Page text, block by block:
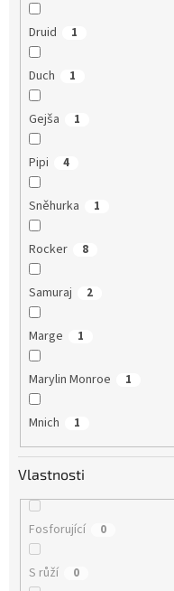
Druid 1
Duch 1
Gejša 1
Pipi 4
Sněhurka 1
Rocker 8
Samuraj 2
Marge 1
Marylin Monroe 1
Mnich 1
Vlastnosti
Fosforující 0
S růží 0